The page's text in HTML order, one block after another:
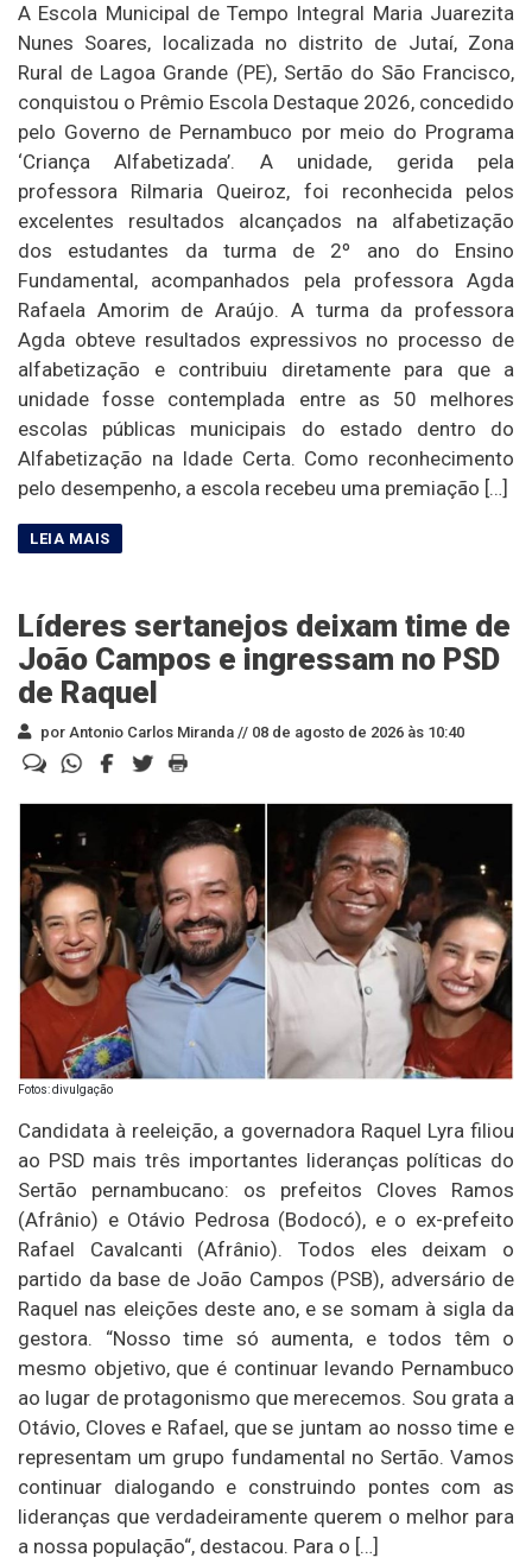
A Escola Municipal de Tempo Integral Maria Juarezita
Nunes Soares, localizada no distrito de Jutaí, Zona
Rural de Lagoa Grande (PE), Sertão do São Francisco,
conquistou o Prêmio Escola Destaque 2026, concedido
pelo Governo de Pernambuco por meio do Programa
‘Criança Alfabetizada’. A unidade, gerida pela
professora Rilmaria Queiroz, foi reconhecida pelos
excelentes resultados alcançados na alfabetização
dos estudantes da turma de 2º ano do Ensino
Fundamental, acompanhados pela professora Agda
Rafaela Amorim de Araújo. A turma da professora
Agda obteve resultados expressivos no processo de
alfabetização e contribuiu diretamente para que a
unidade fosse contemplada entre as 50 melhores
escolas públicas municipais do estado dentro do
Alfabetização na Idade Certa. Como reconhecimento
pelo desempenho, a escola recebeu uma premiação […]
Líderes sertanejos deixam time de
João Campos e ingressam no PSD
de Raquel
por Antonio Carlos Miranda // 08 de agosto de 2026 às 10:40
Fotos: divulgação
Candidata à reeleição, a governadora Raquel Lyra filiou
ao PSD mais três importantes lideranças políticas do
Sertão pernambucano: os prefeitos Cloves Ramos
(Afrânio) e Otávio Pedrosa (Bodocó), e o ex-prefeito
Rafael Cavalcanti (Afrânio). Todos eles deixam o
partido da base de João Campos (PSB), adversário de
Raquel nas eleições deste ano, e se somam à sigla da
gestora. “Nosso time só aumenta, e todos têm o
mesmo objetivo, que é continuar levando Pernambuco
ao lugar de protagonismo que merecemos. Sou grata a
Otávio, Cloves e Rafael, que se juntam ao nosso time e
representam um grupo fundamental no Sertão. Vamos
continuar dialogando e construindo pontes com as
lideranças que verdadeiramente querem o melhor para
a nossa população“, destacou. Para o […]